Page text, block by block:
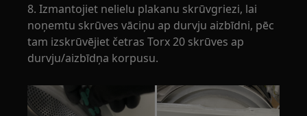
8. Izmantojiet nelielu plakanu skrūvgriezi, lai
noņemtu skrūves vāciņu ap durvju aizbīdni, pēc
tam izskrūvējiet četras Torx 20 skrūves ap
durvju/aizbīdņa korpusu.